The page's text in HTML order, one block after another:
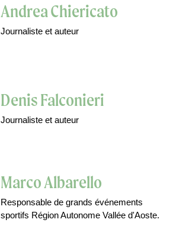
Andrea Chiericato
Journaliste et auteur
Denis Falconieri
Journaliste et auteur
Marco Albarello
Responsable de grands événements
sportifs Région Autonome Vallée d'Aoste.